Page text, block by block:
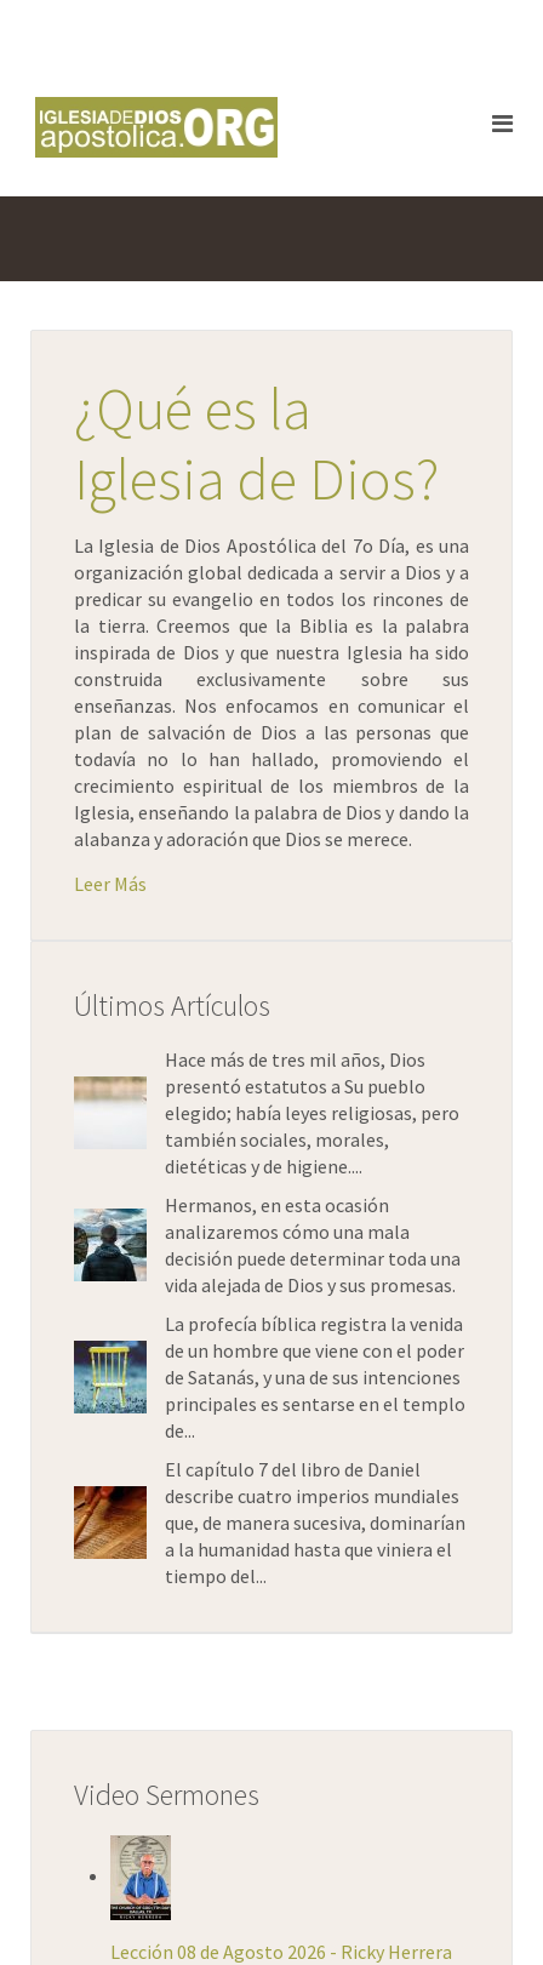
¿Qué es la
Iglesia de Dios?
La Iglesia de Dios Apostólica del 7o Día, es una
organización global dedicada a servir a Dios y a
predicar su evangelio en todos los rincones de
la tierra. Creemos que la Biblia es la palabra
inspirada de Dios y que nuestra Iglesia ha sido
construida exclusivamente sobre sus
enseñanzas. Nos enfocamos en comunicar el
plan de salvación de Dios a las personas que
todavía no lo han hallado, promoviendo el
crecimiento espiritual de los miembros de la
Iglesia, enseñando la palabra de Dios y dando la
alabanza y adoración que Dios se merece.
Leer Más
Últimos Artículos
Hace más de tres mil años, Dios
presentó estatutos a Su pueblo
elegido; había leyes religiosas, pero
también sociales, morales,
dietéticas y de higiene....
Hermanos, en esta ocasión
analizaremos cómo una mala
decisión puede determinar toda una
vida alejada de Dios y sus promesas.
La profecía bíblica registra la venida
de un hombre que viene con el poder
de Satanás, y una de sus intenciones
principales es sentarse en el templo
de...
El capítulo 7 del libro de Daniel
describe cuatro imperios mundiales
que, de manera sucesiva, dominarían
a la humanidad hasta que viniera el
tiempo del...
Video Sermones
Lección 08 de Agosto 2026 - Ricky Herrera